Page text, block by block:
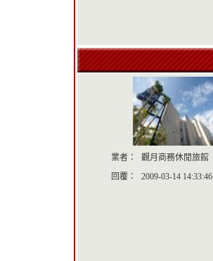
業者：
觀月商務休閒旅館
回覆：
2009-03-14 14:33:46